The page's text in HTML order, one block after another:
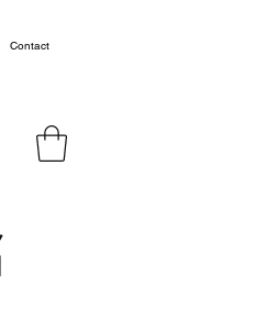
Contact